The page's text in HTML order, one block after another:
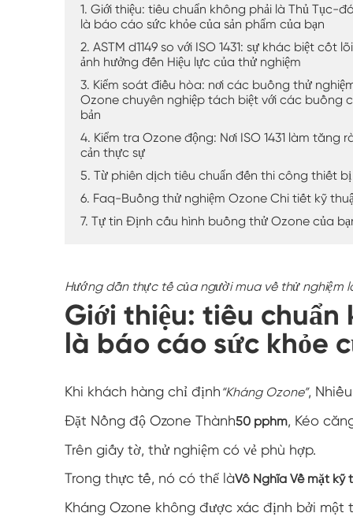
Buồng đi bộ
Buồng thử nghiệm đặc biệt
Thiết bị kiểm tra IP
1. Giới thiệu: tiêu chuẩn không phải là Thủ Tục-đó
là báo cáo sức khỏe của sản phẩm của bạn
2. ASTM d1149 so với ISO 1431: sự khác biệt cốt lõi
ảnh hưởng đến Hiệu lực của thử nghiệm
3. Kiểm soát điều hòa: nơi các buồng thử
Ozone chuyên nghiệp tách biệt với các buồng
bản
4. Kiểm tra Ozone động: Nơi ISO 1431 làm tăng
cản thực sự
5. Từ phiên dịch tiêu chuẩn đến thi công thiết bị
6. Faq-Buồng thử nghiệm Ozone Chi tiết kỹ
7. Tự tin Định cấu hình buồng thử Ozone của
Hướng dẫn thực tế của người mua về thử nghiệm
Giới thiệu: tiêu
là báo cáo sức khỏe
Khi khách hàng chỉ định “Kháng Ozone”,
Đặt Nồng độ Ozone Thành50 pphm, Kéo
Trên giấy tờ, thử nghiệm có vẻ phù hợp.
Trong thực tế, nó có thể làVô Nghĩa Về mặt kỹ
Kháng Ozone không được xác định bởi một